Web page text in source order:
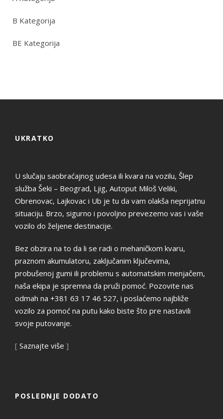
B Kategorija
BE Kategorija
UKRATKO
U slučaju saobraćajnog udesa ili kvara na vozilu, Šlep
služba Šeki – Beograd, Ljig, Autoput Miloš Veliki,
Obrenovac, Lajkovac i Ub je tu da vam olakša neprijatnu
situaciju. Brzo, sigurno i povoljno prevezemo vas i vaše
vozilo do željene destinacije.
Bez obzira na to da li se radi o mehaničkom kvaru,
praznom akumulatoru, zaključanim ključevima,
probušenoj gumi ili problemu s automatskim menjačem,
naša ekipa je spremna da pruži pomoć. Pozovite nas
odmah na +381 63 17 46 527, i poslaćemo najbliže
vozilo za pomoć na putu kako biste što pre nastavili
svoje putovanje.
[ Saznajte više ]
POSLEDNJE DODATO